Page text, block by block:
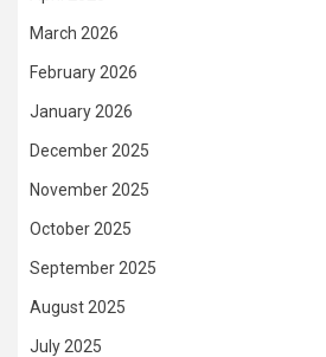
March 2026
February 2026
January 2026
December 2025
November 2025
October 2025
September 2025
August 2025
July 2025